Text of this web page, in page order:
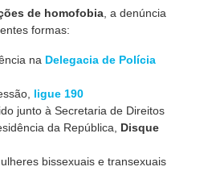
de homofobia , a denúncia
formas:
na Delegacia de Polícia
ligue 190
junto à Secretaria de Direitos
da República, Disque
bissexuais e transexuais